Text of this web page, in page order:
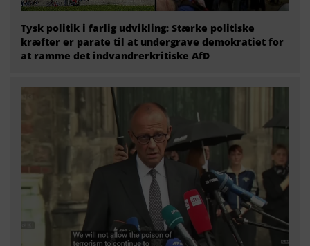
Tysk politik i farlig udvikling: Stærke politiske
kræfter er parate til at undergrave demokratiet for
at ramme det indvandrerkritiske AfD